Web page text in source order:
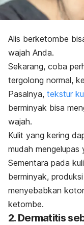
Alis berketombe
wajah Anda.
Sekarang, coba
tergolong normal,
Pasalnya, tekstur
berminyak bisa
wajah.
Kulit yang kering
mudah
Sementara pada
berminyak, produksi
menyebabkan
ketombe.
2. Dermatitis